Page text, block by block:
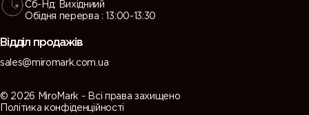
Сб-Нд: Вихідниий
Обідня перерва : 13:00-13:30
Відділ продажів
sales@miromark.com.ua
© 2026 MiroMark - Всі права захищено
Політика конфіденційності